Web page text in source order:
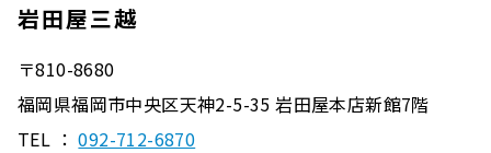
岩田屋三越
〒810-8680
福岡県福岡市中央区天神2-5-35 岩田屋本店新館7階
TEL ：092-712-6870